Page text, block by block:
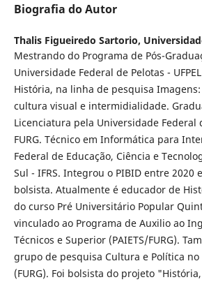
Biografia do Autor
Thalis Figueiredo Sartorio,
Mestrando do Programa de Pós-
Universidade Federal de Pelotas -
História, na linha de pesquisa
cultura visual e intermidialidade.
Licenciatura pela Universidade Federal
FURG. Técnico em Informática para
Federal de Educação, Ciência e
Sul - IFRS. Integrou o PIBID entre 2020
bolsista. Atualmente é educador de
do curso Pré Universitário Popular
vinculado ao Programa de Auxilio ao
Técnicos e Superior (PAIETS/FURG).
grupo de pesquisa Cultura e Política
(FURG). Foi bolsista do projeto